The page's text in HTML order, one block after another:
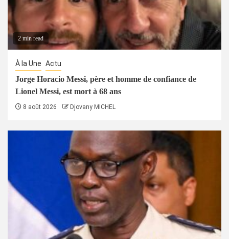
2 min read
À la Une Actu
Jorge Horacio Messi, père et homme de confiance de
Lionel Messi, est mort à 68 ans
8 août 2026 Djovany MICHEL